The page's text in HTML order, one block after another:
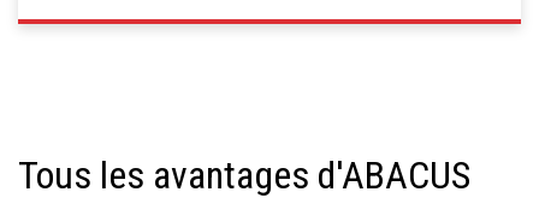
Tous les avantages d'ABACUS